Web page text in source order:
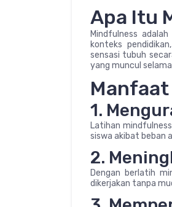
Apa Itu
Mindfulness
konteks
sensasi tubuh
yang muncul
1.
Latihan
siswa akibat beban
2.
Dengan berlatih
dikerjakan tanpa